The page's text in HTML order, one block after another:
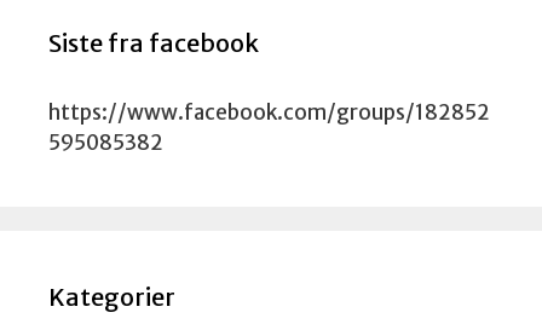
Siste fra facebook
https://www.facebook.com/groups/182852
595085382
Kategorier